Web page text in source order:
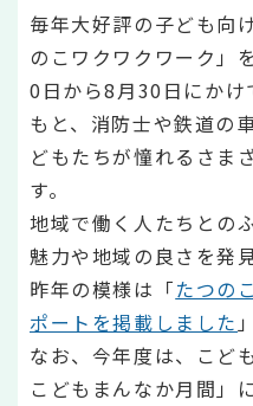
毎年大好評の子ども向
のこワクワクワーク」
0日から8月30日にかけ
もと、消防士や鉄道の
どもたちが憧れるさま
す。
地域で働く人たちとの
魅力や地域の良さを発
昨年の模様は「たつの
ポートを掲載しました
なお、今年度は、こど
こどもまんなか月間」